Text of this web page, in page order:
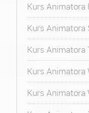
Kurs Animatora
Kurs Animatora
Kurs Animatora
Kurs Animatora
Kurs Animatora